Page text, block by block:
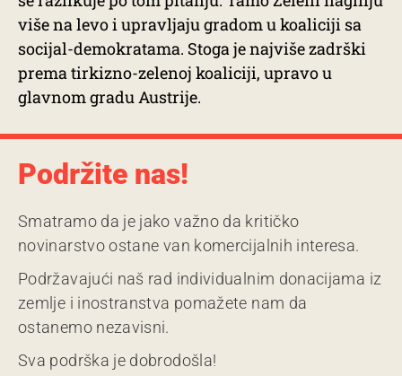
više na levo i upravljaju gradom u koaliciji sa
socijal-demokratama. Stoga je najviše zadrški
prema tirkizno-zelenoj koaliciji, upravo u
glavnom gradu Austrije.
Podržite nas!
Smatramo da je jako važno da kritičko
novinarstvo ostane van komercijalnih interesa.
Podržavajući naš rad individualnim donacijama iz
zemlje i inostranstva pomažete nam da
ostanemo nezavisni.
Sva podrška je dobrodošla!